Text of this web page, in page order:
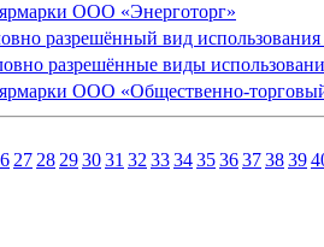
ООО «Энерготорг»
разрешённый вид использования
разрешённые виды
ООО «Общественно-
2728293031 3233343536373839